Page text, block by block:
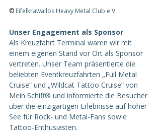
© Eifelkrawallos Heavy Metal Club e.V
Unser Engagement als Sponsor
Als Kreuzfahrt Terminal waren wir mit
einem eigenen Stand vor Ort als Sponsor
vertreten. Unser Team präsentierte die
beliebten Eventkreuzfahrten „Full Metal
Cruise“ und „Wildcat Tattoo Cruise“ von
Mein Schiff® und informierte die Besucher
über die einzigartigen Erlebnisse auf hoher
See für Rock- und Metal-Fans sowie
Tattoo-Enthusiasten.